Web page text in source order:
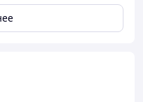
для остановки
и
в Европе. Как